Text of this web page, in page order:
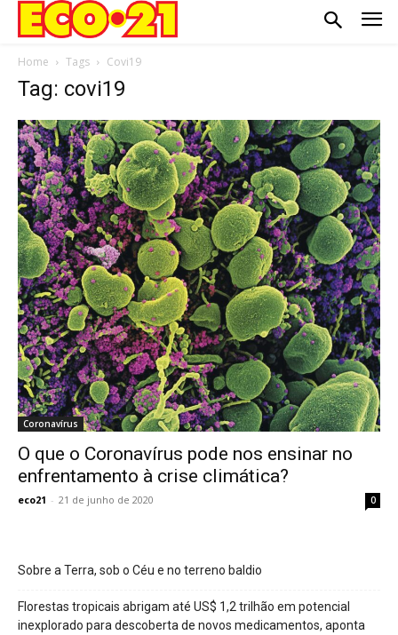
Home Tags Covi19
Tag: covi19
Coronavírus
O que o Coronavírus pode nos ensinar no
enfrentamento à crise climática?
eco21 - 21 de junho de 2020 0
Sobre a Terra, sob o Céu e no terreno baldio
Florestas tropicais abrigam até US$ 1,2 trilhão em potencial
inexplorado para descoberta de novos medicamentos, aponta